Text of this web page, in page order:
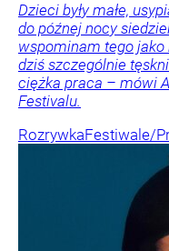
Dzieci były małe,
do późnej nocy
wspominam tego
dziś szczególnie
ciężka praca – mówi
Festivalu.
RozrywkaFestiwale/